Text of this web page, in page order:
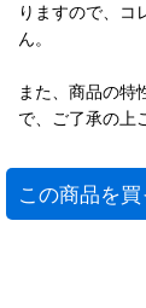
りますので、コ
ん。
また、商品の特
で、ご了承の上
この商品を